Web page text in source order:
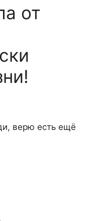
от
верю есть ещё